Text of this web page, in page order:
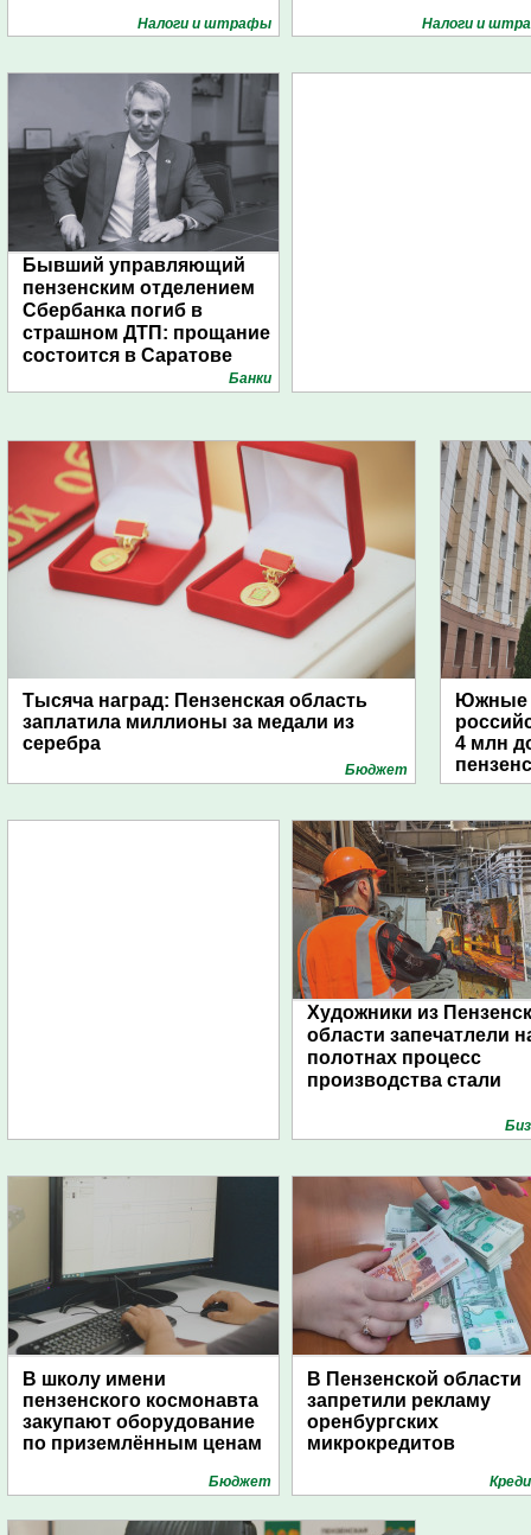
Налоги и штрафы Налоги и
Бывший управляющий
пензенским отделением
Сбербанка погиб в
страшном ДТП: прощание
состоится в Саратове
Банки
Тысяча наград: Пензенская область
заплатила миллионы за медали из
серебра
Бюджет
Южные
4 млн
Художники из
области запечатлели
полотнах процесс
производства стали
В школу имени
пензенского космонавта
закупают оборудование
по приземлённым ценам
Бюджет
В Пензенской области
запретили рекламу
оренбургских
микрокредитов